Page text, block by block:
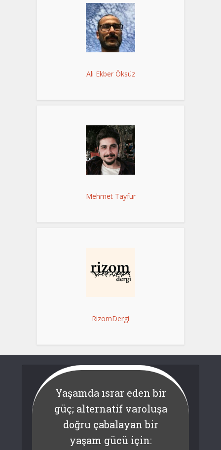
Ali Ekber Öksüz
Mehmet Tayfur
RizomDergi
Yaşamda ısrar eden bir
güç; alternatif varoluşa
doğru çabalayan bir
yaşam gücü için: